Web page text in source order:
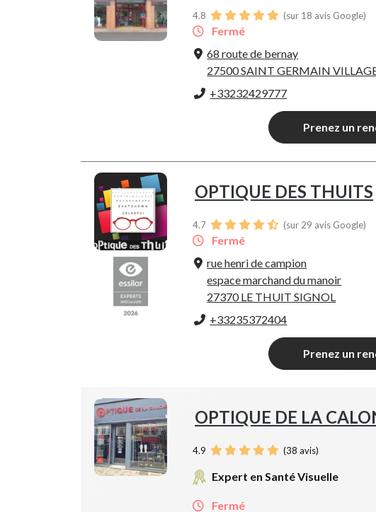
4.8 (sur 18 avis Google)
Fermé
68 route de bernay
27500 SAINT GERMAIN
+33232429777
Prenez un
OPTIQUE DES THUITS
4.7 (sur 29 avis Google)
Fermé
rue henri de campion
espace marchand du manoir
27370 LE THUIT SIGNOL
+33235372404
Prenez un
OPTIQUE DE LA
4.9 (38 avis)
Expert en Santé Visuelle
Fermé